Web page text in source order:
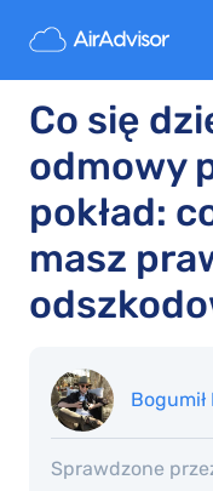
Co się
odmowy
pokład:
masz
Bogumił
Sprawdzone